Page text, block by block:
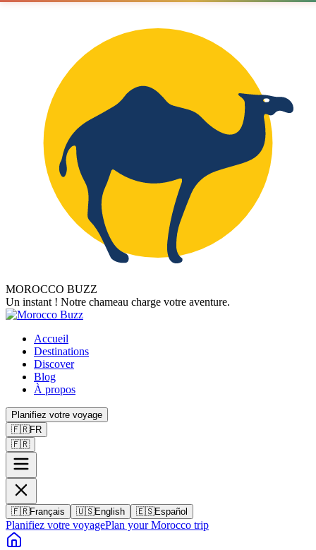
MOROCCO BUZZ
Un instant ! Notre chameau charge votre aventure.
Accueil
Destinations
Discover
Blog
À propos
Planifiez votre voyage
🇫🇷FR
🇫🇷
🇫🇷Français 🇺🇸English 🇪🇸Español
Planifiez votre voyagePlan your Morocco trip